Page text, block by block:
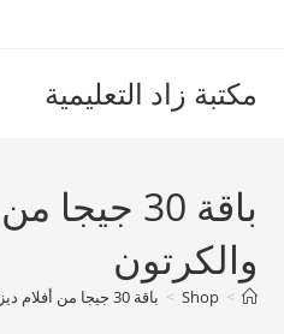
مكتبة زاد التعليمية
باقة 30
والكرتون
>
Shop
> باقة 30 جيجا من أفلام ديزني والكرتون